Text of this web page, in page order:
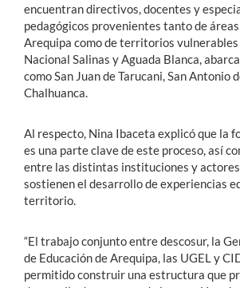
encuentran directivos, docentes y
pedagógicos provenientes tanto de
Arequipa como de territorios vulnerables
Nacional Salinas y Aguada Blanca ,
como San Juan de Tarucani, San Antonio
Chalhuanca
Al respecto, Nina Ibaceta explicó que la
es una parte clave de este proceso, así
entre las distintas instituciones y actores
sostienen el desarrollo de experiencias
territorio.
“El trabajo conjunto entre descosur, la
de Educación de Arequipa, las UGEL y
permitido construir una estructura que